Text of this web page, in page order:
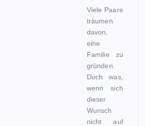
Viele Paare
träumen
davon,
eine
Familie zu
gründen.
Doch was,
wenn sich
dieser
Wunsch
nicht auf